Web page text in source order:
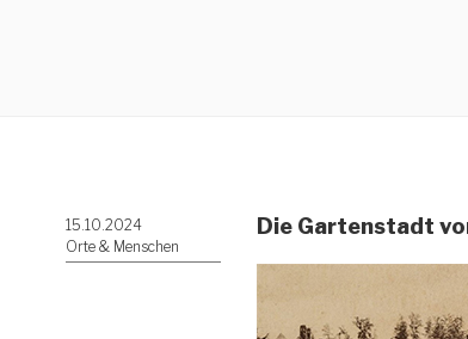
Veröffentlicht
am
15.10.2024
Orte & Menschen
Die Gartenstadt